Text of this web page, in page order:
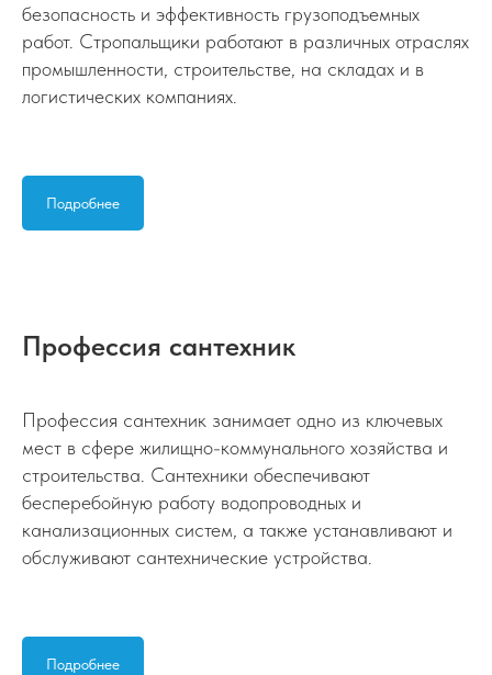
безопасность и эффективность грузоподъемных
работ. Стропальщики работают в различных отраслях
промышленности, строительстве, на складах и в
логистических компаниях.
Подробнее
Профессия сантехник
Профессия сантехник занимает одно из ключевых
мест в сфере жилищно-коммунального хозяйства и
строительства. Сантехники обеспечивают
бесперебойную работу водопроводных и
канализационных систем, а также устанавливают и
обслуживают сантехнические устройства.
Подробнее